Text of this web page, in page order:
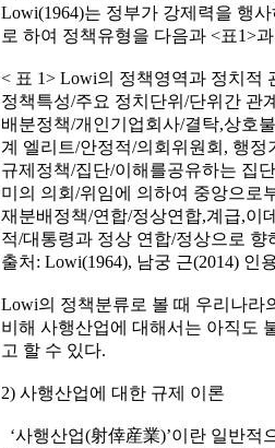
Lowi(1964)는 정부가 강제력을 행
로 하여 정책유형을 다음과 <표1>
< 표 1> Lowi의 정책영역과 정치적
정책특성/주요 정치단위/단위간 관
배분정책/개인기업회사/결탁,상호
계 엘리트/안정적/의회위원회, 행
규제정책/집단/이해를공유하는 집
미의 의회/위임에 의하여 중앙으로
재분배정책/연합/정상연합,계급,이
적/대통령과 정상 연합/정상으로
출처: Lowi(1964), 남궁 근(2014) 인
Lowi의 정책분류로 볼 때 우리나라
비해 사행산업에 대해서는 아직도
고 할 수 있다.
2) 사행산업에 대한 규제 이론
‘사행산업(射倖産業)’이란 일반